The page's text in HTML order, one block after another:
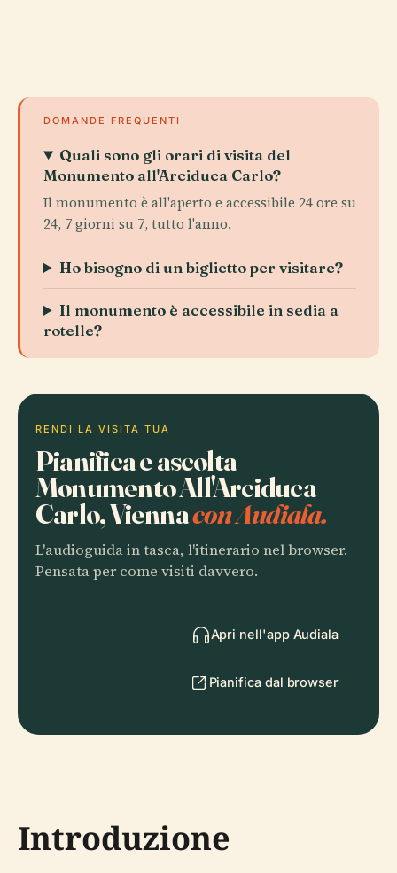
DOMANDE FREQUENTI
Quali sono gli orari di visita del
Monumento all'Arciduca Carlo?
Il monumento è all'aperto e accessibile 24 ore su
24, 7 giorni su 7, tutto l'anno.
Ho bisogno di un biglietto per visitare?
Il monumento è accessibile in sedia a
rotelle?
RENDI LA VISITA TUA
Pianifica e ascolta
Monumento All'Arciduca
Carlo, Viennacon Audiala.
L'audioguida in tasca, l'itinerario nel browser.
Pensata per come visiti davvero.
Apri nell'app Audiala
Pianifica dal browser
Introduzione